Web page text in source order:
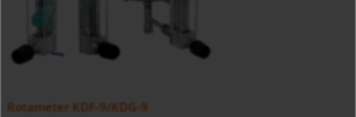
Rotameter KDF-9/KDG-9